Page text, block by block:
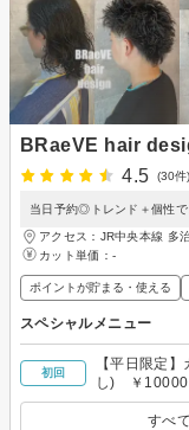
BRaeVE hair
4.5
(30件)
当日予約◎トレンド＋個性
アクセス：JR中央本線 多
カット単価： -
ポイントが貯まる・使える
スペシャルメニュー
初回
【平日限定
し) ￥10000
すべ